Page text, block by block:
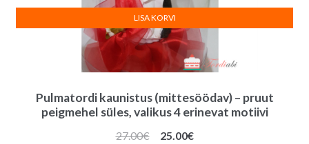
Pulmatordi kaunistus (mittesöödav) – pruut
peigmehel süles, valikus 4 erinevat motiivi
27.00€
Algne
25.00€Praegune
LISA KORVI